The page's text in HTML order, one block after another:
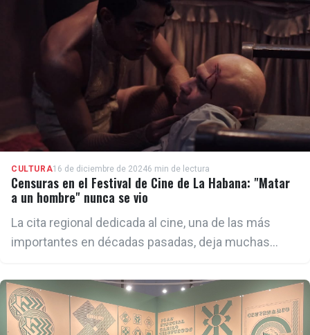
CULTURA16 de diciembre de 20246 min de lectura
Censuras en el Festival de Cine de La Habana: "Matar
a un hombre" nunca se vio
La cita regional dedicada al cine, una de las más
importantes en décadas pasadas, deja muchas